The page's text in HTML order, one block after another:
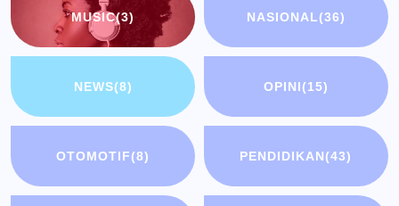
MUSIC(3) NASIONAL(36)
NEWS(8) OPINI(15)
OTOMOTIF(8) PENDIDIKAN(43)